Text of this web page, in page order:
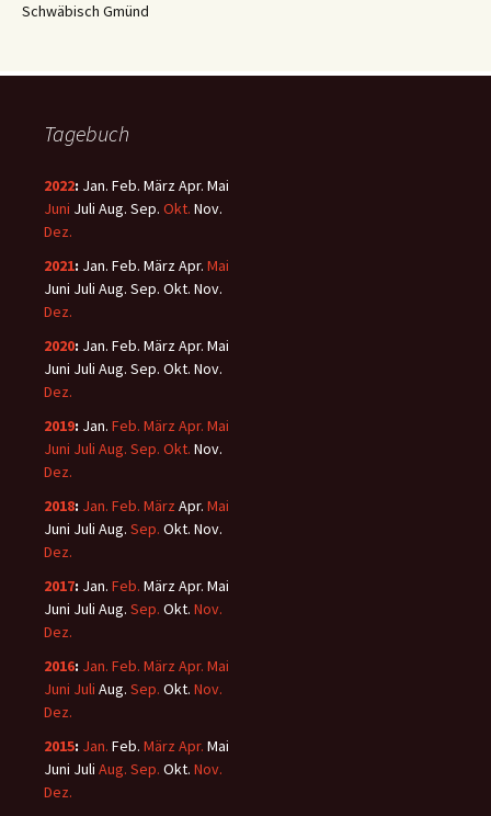
Schwäbisch Gmünd
Tagebuch
2022: Jan. Feb. MärzApr. Mai
Juni Juli Aug. Sep. Okt. Nov.
Dez.
2021: Jan. Feb. MärzApr. Mai
Juni Juli Aug. Sep. Okt. Nov.
Dez.
2020: Jan. Feb. MärzApr. Mai
Juni Juli Aug. Sep. Okt. Nov.
Dez.
2019: Jan. Feb. März Apr. Mai
Juni Juli Aug. Sep. Okt. Nov.
Dez.
2018: Jan. Feb. März Apr. Mai
Juni Juli Aug. Sep. Okt. Nov.
Dez.
2017: Jan. Feb. MärzApr. Mai
Juni Juli Aug. Sep. Okt. Nov.
Dez.
2016: Jan. Feb. März Apr. Mai
Juni Juli Aug. Sep. Okt. Nov.
Dez.
2015: Jan. Feb. März Apr. Mai
Juni Juli Aug. Sep. Okt. Nov.
Dez.